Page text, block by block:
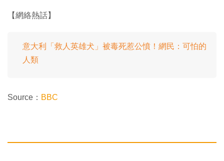
【網絡熱話】
意大利「救人英雄犬」被毒死惹公憤！網民：可怕的
人類
Source： BBC